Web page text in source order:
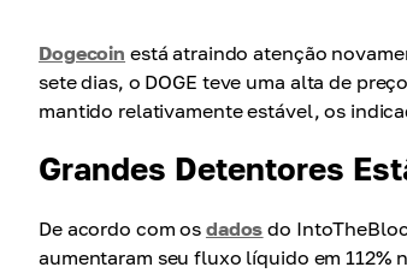
Dogecoin está atraindo atenção
sete dias, o DOGE teve uma alta de
mantido relativamente estável, os
Grandes Detentores
De acordo com os dados do
aumentaram seu fluxo líquido em 112%